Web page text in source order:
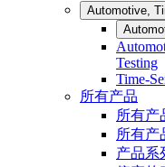
Automotive,
Testing
Time-
所有产品
所有产
所有产
产品系